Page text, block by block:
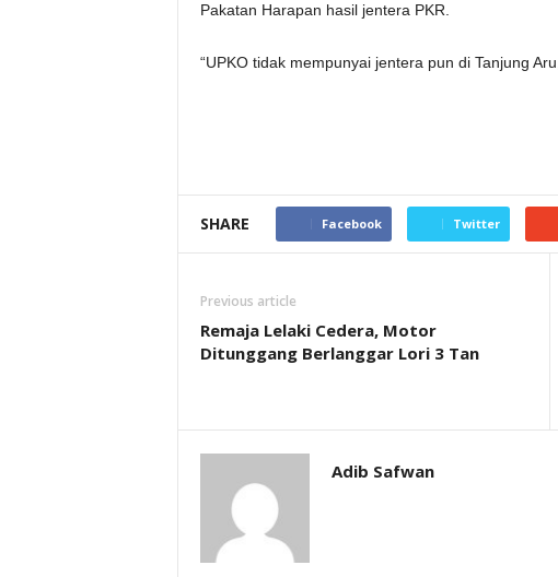
Pakatan Harapan hasil jentera PKR.
“UPKO tidak mempunyai jentera pun di Tanjung
SHARE Facebook Twitter
Previous article
Remaja Lelaki Cedera, Motor
Ditunggang Berlanggar Lori 3 Tan
Adib Safwan